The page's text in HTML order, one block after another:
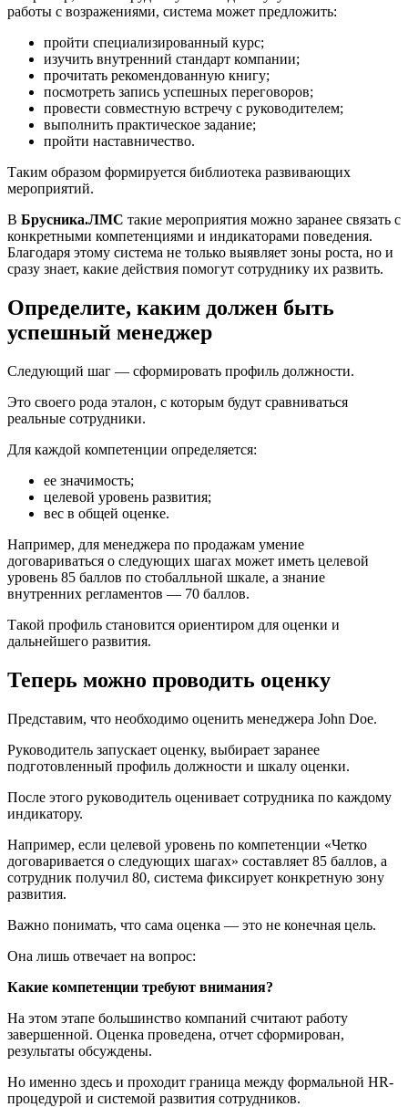
работы с возражениями, система может предложить:
пройти специализированный курс;
изучить внутренний стандарт компании;
прочитать рекомендованную книгу;
посмотреть запись успешных переговоров;
провести совместную встречу с руководителем;
выполнить практическое задание;
пройти наставничество.
Таким образом формируется библиотека развивающих
мероприятий.
В Брусника.ЛМС такие мероприятия можно заранее связать с
конкретными компетенциями и индикаторами поведения.
Благодаря этому система не только выявляет зоны роста, но и
сразу знает, какие действия помогут сотруднику их развить.
Определите, каким должен быть
успешный менеджер
Следующий шаг — сформировать профиль должности.
Это своего рода эталон, с которым будут сравниваться
реальные сотрудники.
Для каждой компетенции определяется:
ее значимость;
целевой уровень развития;
вес в общей оценке.
Например, для менеджера по продажам умение
договариваться о следующих шагах может иметь целевой
уровень 85 баллов по стобалльной шкале, а знание
внутренних регламентов — 70 баллов.
Такой профиль становится ориентиром для оценки и
дальнейшего развития.
Теперь можно проводить оценку
Представим, что необходимо оценить менеджера John Doe.
Руководитель запускает оценку, выбирает заранее
подготовленный профиль должности и шкалу оценки.
После этого руководитель оценивает сотрудника по каждому
индикатору.
Например, если целевой уровень по компетенции «Четко
договаривается о следующих шагах» составляет 85 баллов, а
сотрудник получил 80, система фиксирует конкретную зону
развития.
Важно понимать, что сама оценка — это не конечная цель.
Она лишь отвечает на вопрос:
Какие компетенции требуют внимания?
На этом этапе большинство компаний считают работу
завершенной. Оценка проведена, отчет сформирован,
результаты обсуждены.
Но именно здесь и проходит граница между формальной HR-
процедурой и системой развития сотрудников.